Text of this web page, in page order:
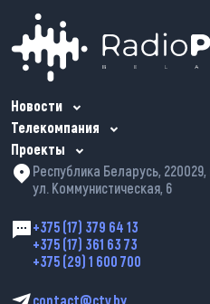
Новости
Телекомпания
Проекты
Республика Беларусь, 220029,
ул. Коммунистическая, 6
+375 (17) 379 64 13
+375 (17) 361 63 73
+375 (29) 1 600 700
contact@ctv.by